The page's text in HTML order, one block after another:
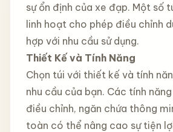
sự ổn định của xe đạp. Một số
linh hoạt cho phép điều chỉnh
hợp với nhu cầu sử dụng.
Thiết Kế và Tính Năng
Chọn túi với thiết kế và tính
nhu cầu của bạn. Các tính
điều chỉnh, ngăn chứa thông
toàn có thể nâng cao sự tiện